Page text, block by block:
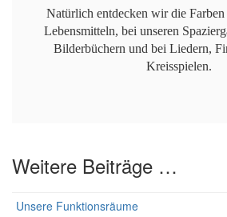
Natürlich entdecken wir die Farben
Lebensmitteln, bei unseren
Bilderbüchern und bei Liedern,
Kreisspielen.
Weitere Beiträge …
Unsere Funktionsräume